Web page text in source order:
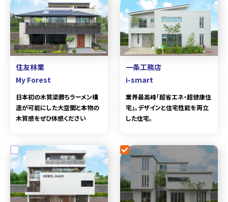
住友林業
My Forest
日本初の木質梁勝ちラーメン構
造が可能にした大空間と本物の
木質感をぜひ体感ください
一条工務店
i-smart
業界最高峰「超省エネ・超健康住
宅」。デザインと住宅性能を両立
した住宅。